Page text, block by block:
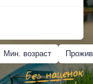
Мин. возраст